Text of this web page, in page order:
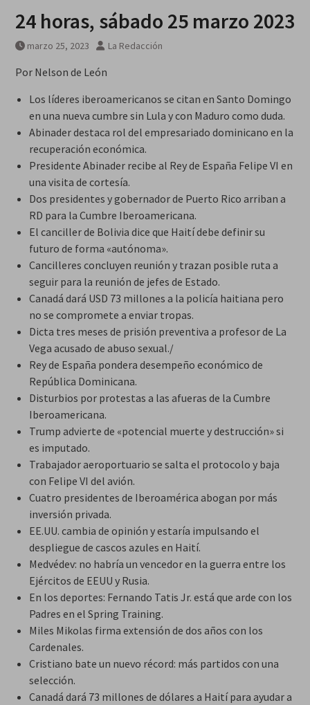
24 horas, sábado 25 marzo 2023
marzo 25, 2023 La Redacción
Por Nelson de León
Los líderes iberoamericanos se citan en Santo Domingo
en una nueva cumbre sin Lula y con Maduro como duda.
Abinader destaca rol del empresariado dominicano en la
recuperación económica.
Presidente Abinader recibe al Rey de España Felipe VI en
una visita de cortesía.
Dos presidentes y gobernador de Puerto Rico arriban a
RD para la Cumbre Iberoamericana.
El canciller de Bolivia dice que Haití debe definir su
futuro de forma «autónoma».
Cancilleres concluyen reunión y trazan posible ruta a
seguir para la reunión de jefes de Estado.
Canadá dará USD 73 millones a la policía haitiana pero
no se compromete a enviar tropas.
Dicta tres meses de prisión preventiva a profesor de La
Vega acusado de abuso sexual./
Rey de España pondera desempeño económico de
República Dominicana.
Disturbios por protestas a las afueras de la Cumbre
Iberoamericana.
Trump advierte de «potencial muerte y destrucción» si
es imputado.
Trabajador aeroportuario se salta el protocolo y baja
con Felipe VI del avión.
Cuatro presidentes de Iberoamérica abogan por más
inversión privada.
EE.UU. cambia de opinión y estaría impulsando el
despliegue de cascos azules en Haití.
Medvédev: no habría un vencedor en la guerra entre los
Ejércitos de EEUU y Rusia.
En los deportes: Fernando Tatis Jr. está que arde con los
Padres en el Spring Training.
Miles Mikolas firma extensión de dos años con los
Cardenales.
Cristiano bate un nuevo récord: más partidos con una
selección.
Canadá dará 73 millones de dólares a Haití para ayudar a